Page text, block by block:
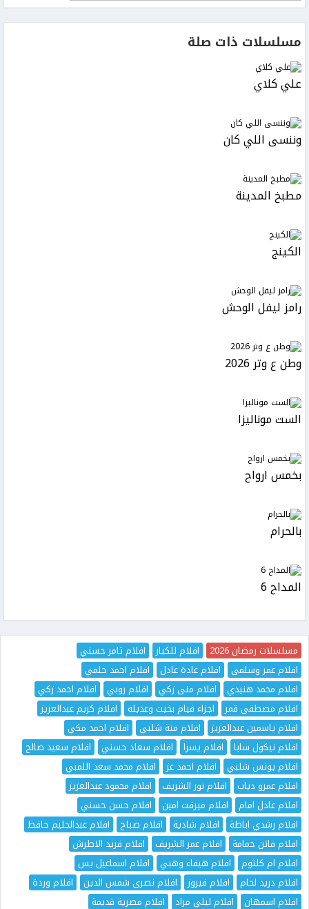
مسلسلات ذات صلة
علي كلاي
وننسى اللي كان
مطبخ المدينة
الكينج
رامز ليفل الوحش
وطن ع وتر 2026
الست موناليزا
بخمس ارواح
بالحرام
المداح 6
مسلسلات رمضان 2026 افلام للكبار
افلام تامر حسني
افلام عمر وسلمى
افلام غادة عادل
افلام احمد حلمي
افلام محمد هنيدي
افلام منى زكي افلام روبي
افلام احمد زكي
افلام مصطفى قمر
اجزاء فيام بخيت وعديله
افلام كريم عبدالعزيز
افلام ياسمين عبدالعزيز
افلام منة شلبي
افلام احمد مكي
افلام نيكول سابا
افلام يسرا افلام سعاد حسني
افلام سعيد صالح
افلام يونس شلبي
افلام احمد عز
افلام محمد سعد اللمبي
افلام عمرو دياب
افلام نور الشريف
افلام محمود عبدالعزيز
افلام عادل امام
افلام ميرفت امين
افلام حسن حسني
افلام رشدي اباظة
افلام شادية افلام صباح
افلام عبدالحليم حافظ
افلام فاتن حمامة
افلام عمر الشريف
افلام فريد الاطرش
افلام ام كلثوم
افلام هيفاء وهبي
افلام اسماعيل يس
افلام دريد لحام
افلام فيروز افلام نصرى شمس الدين
افلام وردة
افلام اسمهان
افلام ليلى مراد افلام مصرية قديمة